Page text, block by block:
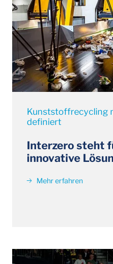
Kunststoffrecycling
definiert
Interzero steht
innovative
Mehr erfahren